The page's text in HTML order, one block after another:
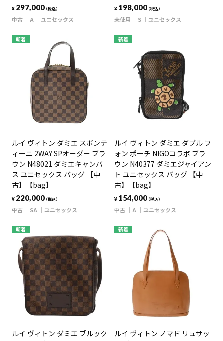
¥ 297,000（税込）
中古 A ユニセックス
¥ 198,000（税込）
未使用 S ユニセックス
新着
ルイ ヴィトン ダミエ スポンテ
ィーニ 2WAY SPオーダー ブラ
ウン N48021 ダミエキャンバ
ス ユニセックス バッグ 【中
古】【bag】
¥ 220,000（税込）
中古 SA ユニセックス
新着
ルイ ヴィトン ダミエ ダブル フ
ォン ポーチ NIGOコラボ ブラ
ウン N40377 ダミエジャイアン
ト ユニセックス バッグ 【中
古】【bag】
¥ 154,000（税込）
中古 A ユニセックス
新着
ルイ ヴィトン ダミエ ブルック
新着
ルイ ヴィトン ノマド リュサッ